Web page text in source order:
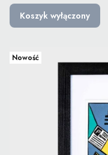
Koszyk wyłączony
Nowość